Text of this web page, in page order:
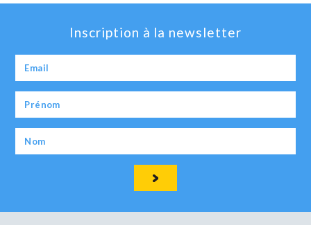
Inscription à la newsletter